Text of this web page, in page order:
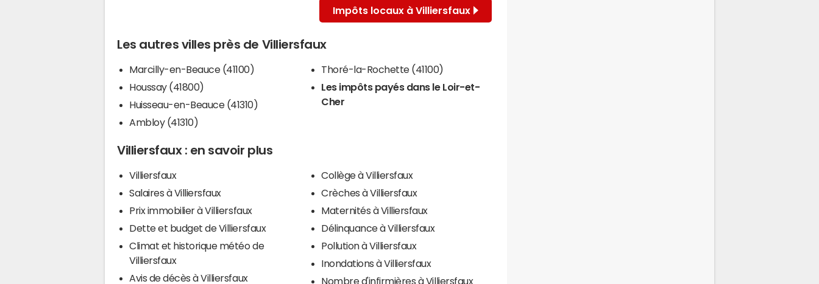
Impôts locaux à Villiersfaux
Les autres villes près de Villiersfaux
Marcilly-en-Beauce (41100)
Houssay (41800)
Huisseau-en-Beauce (41310)
Ambloy (41310)
Thoré-la-Rochette (41100)
Les impôts payés dans le Loir-et-
Cher
Villiersfaux : en savoir plus
Villiersfaux
Salaires à Villiersfaux
Prix immobilier à Villiersfaux
Dette et budget de Villiersfaux
Climat et historique météo de
Villiersfaux
Avis de décès à Villiersfaux
Collège à Villiersfaux
Crèches à Villiersfaux
Maternités à Villiersfaux
Délinquance à Villiersfaux
Pollution à Villiersfaux
Inondations à Villiersfaux
Nombre d'infirmières à Villiersfaux